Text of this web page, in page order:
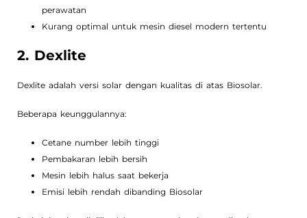
perawatan
Kurang optimal untuk mesin diesel modern tertentu
2. Dexlite
Dexlite adalah versi solar dengan kualitas di atas Biosolar.
Beberapa keunggulannya:
Cetane number lebih tinggi
Pembakaran lebih bersih
Mesin lebih halus saat bekerja
Emisi lebih rendah dibanding Biosolar